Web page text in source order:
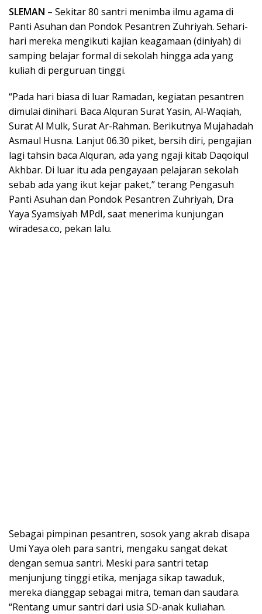
SLEMAN – Sekitar 80 santri menimba ilmu agama di
Panti Asuhan dan Pondok Pesantren Zuhriyah. Sehari-
hari mereka mengikuti kajian keagamaan (diniyah) di
samping belajar formal di sekolah hingga ada yang
kuliah di perguruan tinggi.
“Pada hari biasa di luar Ramadan, kegiatan pesantren
dimulai dinihari. Baca Alquran Surat Yasin, Al-Waqiah,
Surat Al Mulk, Surat Ar-Rahman. Berikutnya Mujahadah
Asmaul Husna. Lanjut 06.30 piket, bersih diri, pengajian
lagi tahsin baca Alquran, ada yang ngaji kitab Daqoiqul
Akhbar. Di luar itu ada pengayaan pelajaran sekolah
sebab ada yang ikut kejar paket,” terang Pengasuh
Panti Asuhan dan Pondok Pesantren Zuhriyah, Dra
Yaya Syamsiyah MPdI, saat menerima kunjungan
wiradesa.co, pekan lalu.
Sebagai pimpinan pesantren, sosok yang akrab disapa
Umi Yaya oleh para santri, mengaku sangat dekat
dengan semua santri. Meski para santri tetap
menjunjung tinggi etika, menjaga sikap tawaduk,
mereka dianggap sebagai mitra, teman dan saudara.
“Rentang umur santri dari usia SD-anak kuliahan.